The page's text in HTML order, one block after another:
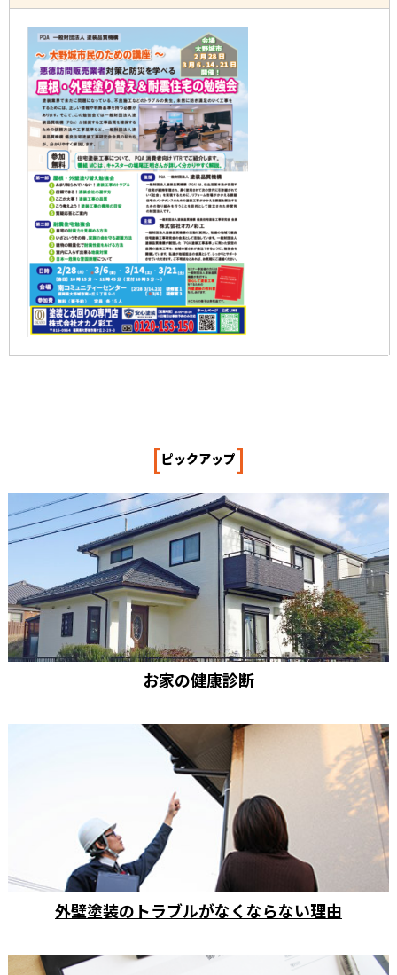
[ピックアップ]
お家の健康診断
外壁塗装のトラブルがなくならない理由